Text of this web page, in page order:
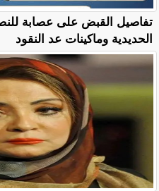
تفاصيل القبض على عصابة
الحديدية وماكينات عد النقود